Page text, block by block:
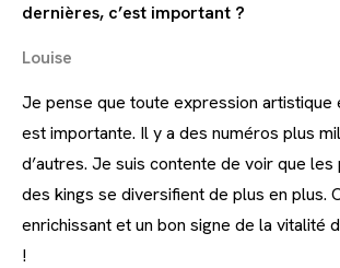
dernières, c’est important ?
Louise
Je pense que toute expression artistique
est importante. Il y a des numéros plus
d’autres. Je suis contente de voir que
des kings se diversifient de plus en plus.
enrichissant et un bon signe de la vitalité
!